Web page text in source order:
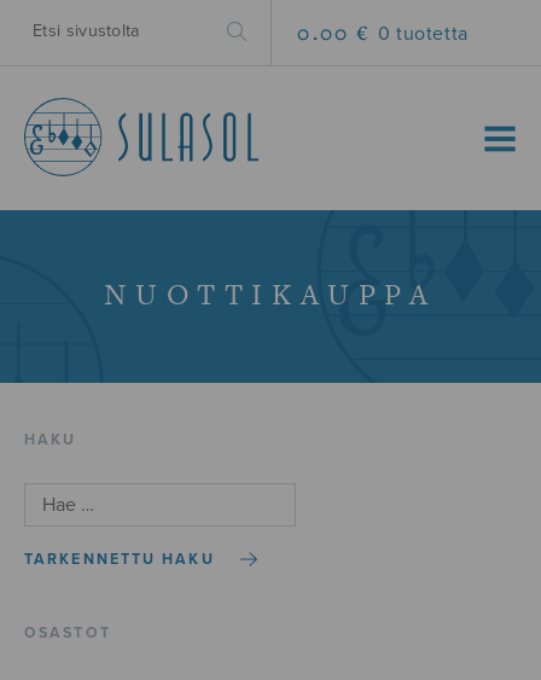
0.00 € 0 tuotetta
MENU
NUOTTIKAUPPA
HAKU
TARKENNETTU HAKU
OSASTOT